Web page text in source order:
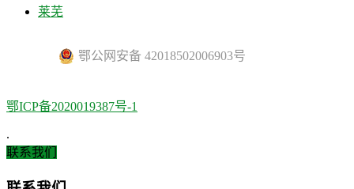
莱芜
鄂公网安备 42018502006903号
鄂ICP备2020019387号-1
.
联系我们